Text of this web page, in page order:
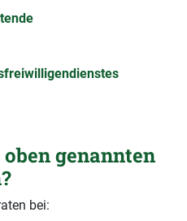
genannten
bei: